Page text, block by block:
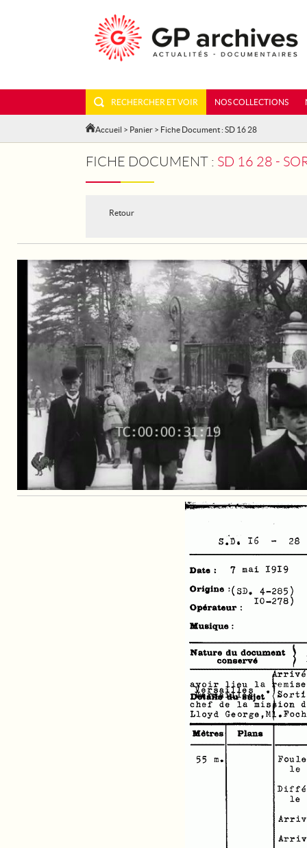
RECHERCHER ET VOIR NOS COLLECTIONS
Accueil > Panier > Fiche Document : SD 16 28
FICHE DOCUMENT : SD 16 28 -
Retour